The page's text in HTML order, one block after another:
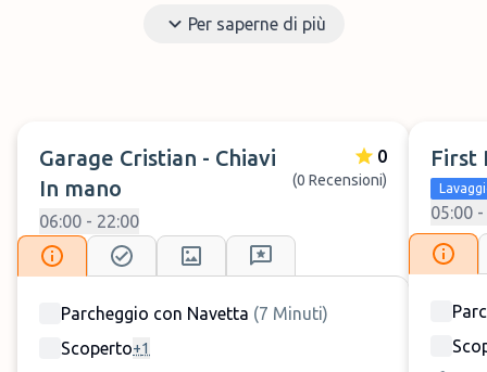
dall'illuminazione e dall'assicurazione contro il furto e
Servizi Extra:Sala d'attesa
Prenota →
Recensioni su ParkMundo →
Per saperne di più
Garage Cristian - Chiavi
In mano
06:00 - 22:00
0
(0 Recensioni)
Parcheggio con Navetta (7 Minuti)
Scoperto+1
First
05:00